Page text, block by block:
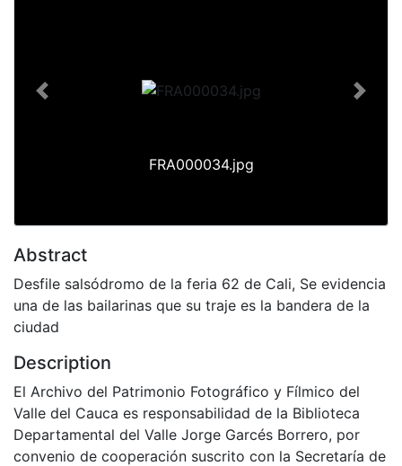
FRA000034.jpg
Previous Next
Abstract
Desfile salsódromo de la feria 62 de Cali, Se evidencia
una de las bailarinas que su traje es la bandera de la
ciudad
Description
El Archivo del Patrimonio Fotográfico y Fílmico del
Valle del Cauca es responsabilidad de la Biblioteca
Departamental del Valle Jorge Garcés Borrero, por
convenio de cooperación suscrito con la Secretaría de